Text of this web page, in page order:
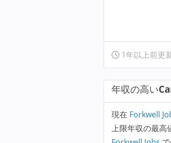
1年以上前更
年収の高い
現在 Forkwell
上限年収の最高